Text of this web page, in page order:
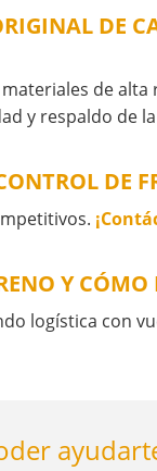
DE
de
y respaldo de
DE
Y
logística